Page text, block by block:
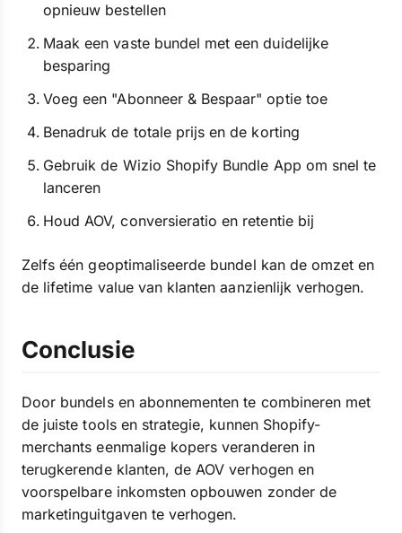
opnieuw bestellen
Maak een vaste bundel met een duidelijke
besparing
Voeg een "Abonneer & Bespaar" optie toe
Benadruk de totale prijs en de korting
Gebruik de Wizio Shopify Bundle App om snel te
lanceren
Houd AOV, conversieratio en retentie bij
Zelfs één geoptimaliseerde bundel kan de omzet en
de lifetime value van klanten aanzienlijk verhogen.
Conclusie
Door bundels en abonnementen te combineren met
de juiste tools en strategie, kunnen Shopify-
merchants eenmalige kopers veranderen in
terugkerende klanten, de AOV verhogen en
voorspelbare inkomsten opbouwen zonder de
marketinguitgaven te verhogen.